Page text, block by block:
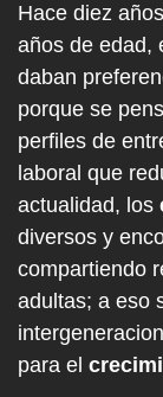
Hace diez
años de edad,
daban
porque se
perfiles de
laboral que
actualidad, los
diversos y
compartiendo
adultas; a eso
para el